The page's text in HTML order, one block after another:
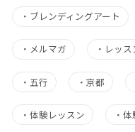
・ ブレンディングアート
・ メルマガ ・ レッス
・ 五行 ・京都
・ 体験レッスン ・体